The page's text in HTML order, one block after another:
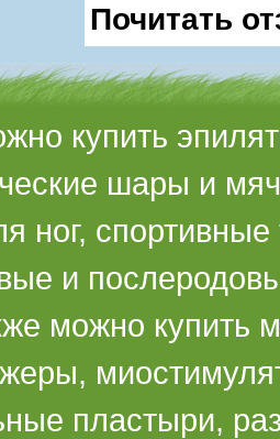
Почитать
купить
шары и
ног,
и
можно купить
пластыри,